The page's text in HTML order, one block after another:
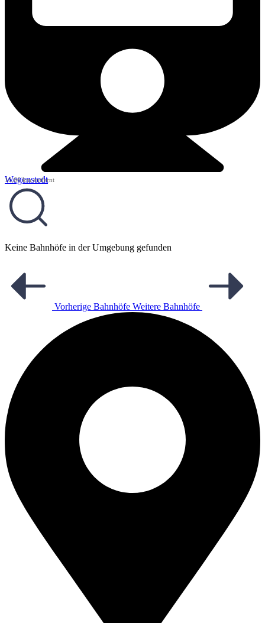
Wegenstedt
10,66 km entfernt
Keine Bahnhöfe in der Umgebung gefunden
Vorherige Bahnhöfe Weitere Bahnhöfe